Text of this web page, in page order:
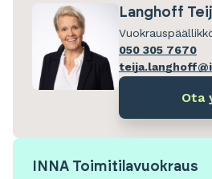
Langhoff
050 305 7670
Ota
INNA Toimitilavuokraus